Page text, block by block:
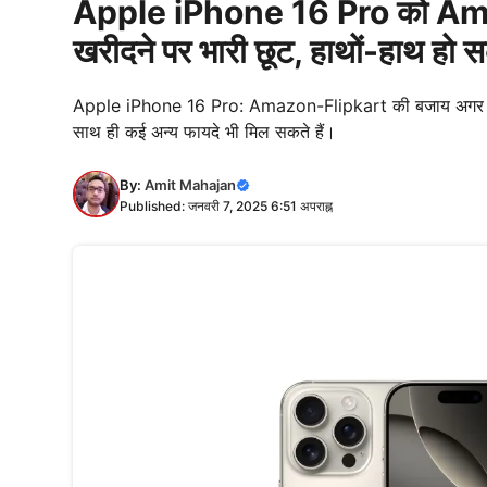
Apple iPhone 16 Pro को
खरीदने पर भारी छूट, हाथों-हाथ हो
Apple iPhone 16 Pro: Amazon-Flipkart की बजाय अगर
साथ ही कई अन्य फायदे भी मिल सकते हैं।
By: Amit Mahajan
Published: जनवरी 7, 2025 6:51 अपराह्न